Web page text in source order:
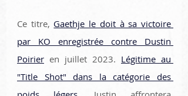
Ce titre, Gaethje le doit à sa victoire
par KO enregistrée contre Dustin
Poirier en juillet 2023. Légitime au
"Title Shot" dans la catégorie des